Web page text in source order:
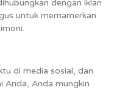
dengan iklan
untuk memamerkan
di media sosial, dan
Anda, Anda mungkin